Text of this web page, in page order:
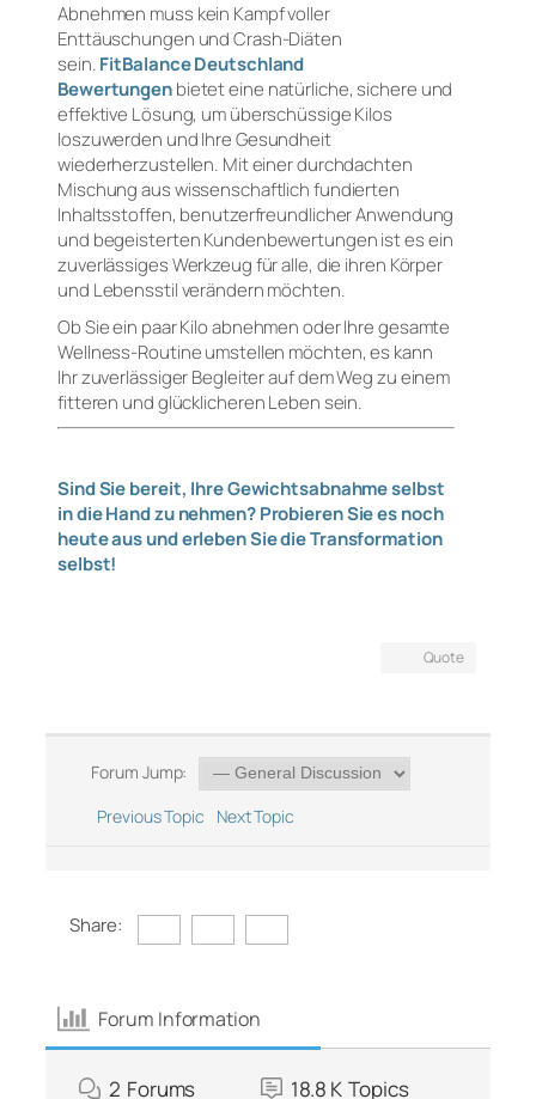
Abnehmen muss kein Kampf voller
Enttäuschungen und Crash-Diäten
sein.FitBalance Deutschland
Bewertungenbietet eine natürliche, sichere und
effektive Lösung, um überschüssige Kilos
loszuwerden und Ihre Gesundheit
wiederherzustellen. Mit einer durchdachten
Mischung aus wissenschaftlich fundierten
Inhaltsstoffen, benutzerfreundlicher Anwendung
und begeisterten Kundenbewertungen ist es ein
zuverlässiges Werkzeug für alle, die ihren Körper
und Lebensstil verändern möchten.
Ob Sie ein paar Kilo abnehmen oder Ihre gesamte
Wellness-Routine umstellen möchten, es kann
Ihr zuverlässiger Begleiter auf dem Weg zu einem
fitteren und glücklicheren Leben sein.
Sind Sie bereit, Ihre Gewichtsabnahme selbst
in die Hand zu nehmen? Probieren Sie es noch
heute aus und erleben Sie die Transformation
selbst!
Quote
Forum Jump:
Previous Topic
Next Topic
Share:
Forum Information
2 Forums 18.8 K Topics